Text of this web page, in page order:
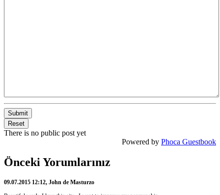
Submit
Reset
There is no public post yet
Powered by Phoca Guestbook
Önceki Yorumlarınız
09.07.2015 12:12, John de Masturzo